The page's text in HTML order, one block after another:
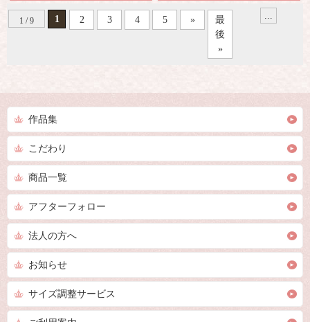
1 / 9 1 2 3 4 5 ...
»
最
後
»
作品集
こだわり
商品一覧
アフターフォロー
法人の方へ
お知らせ
サイズ調整サービス